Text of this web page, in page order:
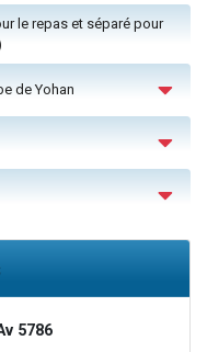
le repas et séparé pour
de Yohan
5786